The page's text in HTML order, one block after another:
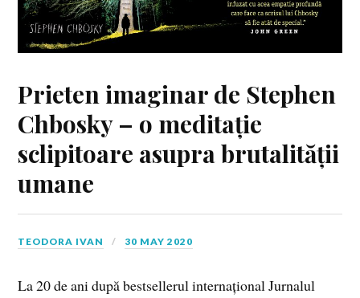
Prieten imaginar de Stephen
Chbosky – o meditație
sclipitoare asupra brutalității
umane
TEODORA IVAN 30 MAY 2020
La 20 de ani după bestsellerul internațional Jurnalul